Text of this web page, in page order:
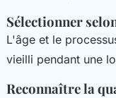
Sélectionner
L'âge et le
vieilli pendant une
Reconnaître la